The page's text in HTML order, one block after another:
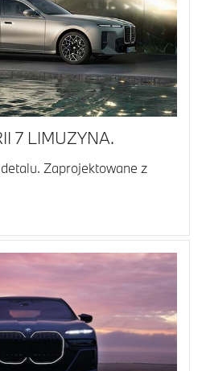
7 LIMUZYNA.
Zaprojektowane z